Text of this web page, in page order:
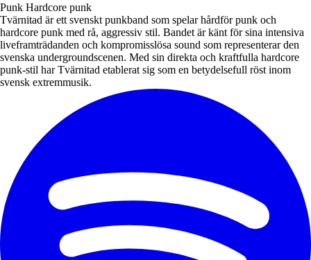
Punk Hardcore punk
Tvärnitad är ett svenskt punkband som spelar hårdför punk och
hardcore punk med rå, aggressiv stil. Bandet är känt för sina intensiva
liveframträdanden och kompromisslösa sound som representerar den
svenska undergroundscenen. Med sin direkta och kraftfulla hardcore
punk-stil har Tvärnitad etablerat sig som en betydelsefull röst inom
svensk extremmusik.